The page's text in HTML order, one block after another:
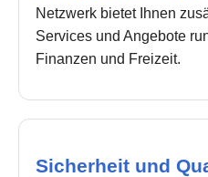
Netzwerk bietet Ihnen
Services und Angebote
Finanzen und Freizeit.
Sicherheit und